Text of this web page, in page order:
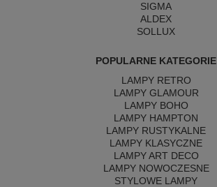
SIGMA
ALDEX
SOLLUX
POPULARNE KATEGORIE
LAMPY RETRO
LAMPY GLAMOUR
LAMPY BOHO
LAMPY HAMPTON
LAMPY RUSTYKALNE
LAMPY KLASYCZNE
LAMPY ART DECO
LAMPY NOWOCZESNE
STYLOWE LAMPY